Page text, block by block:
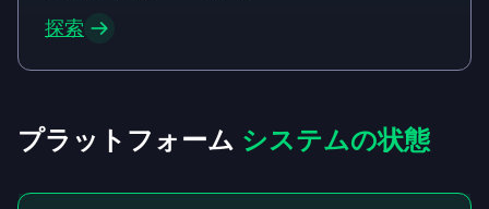
探索
プラットフォーム システムの状態